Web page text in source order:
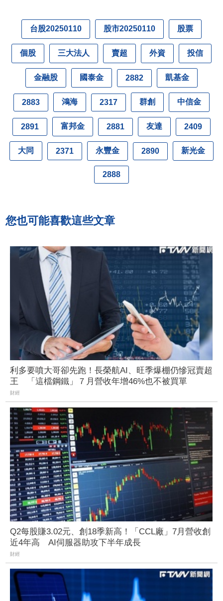
台股20250110 股市20250110 股票
個股 三大法人 賣超 外資 投信
金融股 國泰金 2882 凱基金
2883 鴻海 2317 群創 中信金
2891 富邦金 2881 友達 2409
大同 2371 永豐金 2890 新光金
2888
您也可能喜歡這些文章
利多要噴大哥卻先跑！長榮航AI、旺季爆棚仍慘冠賣超
王 「這檔鋼鐵」７月營收年增46%也不被買單
財經
Q2每股賺3.02元、創18季新高！「CCL廠」7月營收創
近4年高 AI伺服器助攻下半年成長
財經